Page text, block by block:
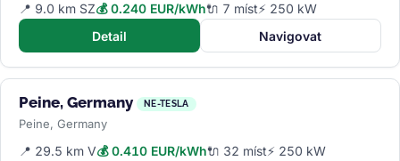
📍 9.0 km SZ💰 0.240 EUR/kWh🔌 7 míst⚡ 250 kW
Detail
Navigovat
Peine, Germany NE-TESLA
Peine, Germany
📍 29.5 km V💰 0.410 EUR/kWh🔌 32 míst⚡ 250 kW